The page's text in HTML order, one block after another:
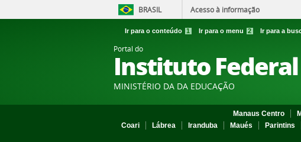
BRASIL Acesso à informação
Ir para o conteúdo 1 Ir para o menu 2 Ir para a
Portal do
Instituto
MINISTÉRIO DA DA EDUCAÇÃO
Manaus Centro
Coari
Lábrea Iranduba Maués Parintins